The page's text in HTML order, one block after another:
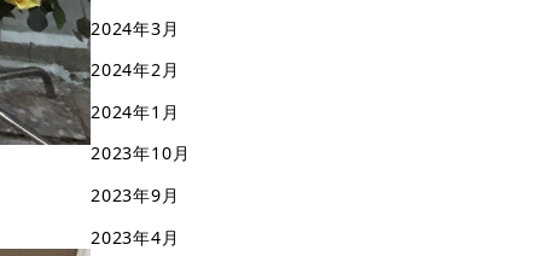
2024年3月
2024年2月
2024年1月
2023年10月
2023年9月
2023年4月